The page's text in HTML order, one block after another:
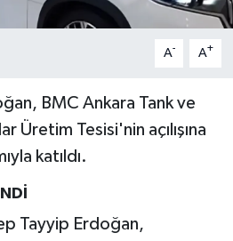
A- A+
BMC Ankara Tank ve
Üretim Tesisi'nin açılışına
katıldı.
Tayyip Erdoğan,